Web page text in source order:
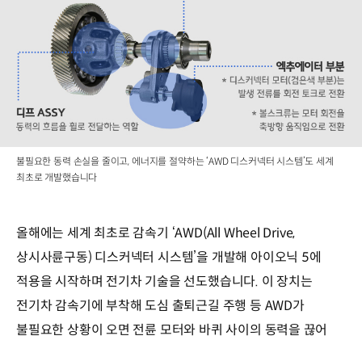
불필요한 동력 손실을 줄이고, 에너지를 절약하는 ‘AWD 디스커넥터 시스템’도 세계
최초로 개발했습니다
올해에는 세계 최초로 감속기 ‘AWD(All Wheel Drive,
상시사륜구동) 디스커넥터 시스템’을 개발해 아이오닉 5에
적용을 시작하며 전기차 기술을 선도했습니다. 이 장치는
전기차 감속기에 부착해 도심 출퇴근길 주행 등 AWD가
불필요한 상황이 오면 전륜 모터와 바퀴 사이의 동력을 끊어